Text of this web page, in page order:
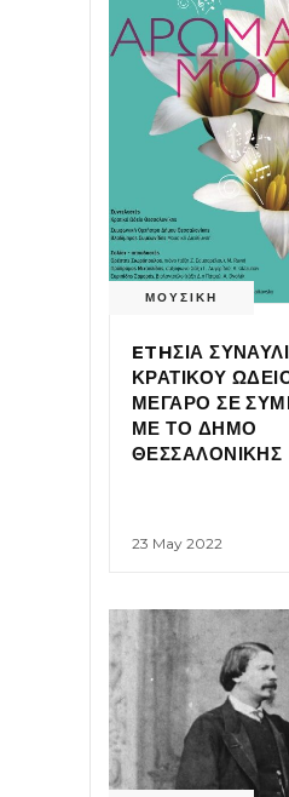
ΜΟΥΣΙΚΗ
ETHΣΙΑ
ΚΡΑΤΙΚΟΥ
ΜΕΓΑΡΟ ΣΕ
ΜΕ ΤΟ ΔΗΜΟ
ΘΕΣΣΑΛΟΝΙΚΗΣ
23 May 2022